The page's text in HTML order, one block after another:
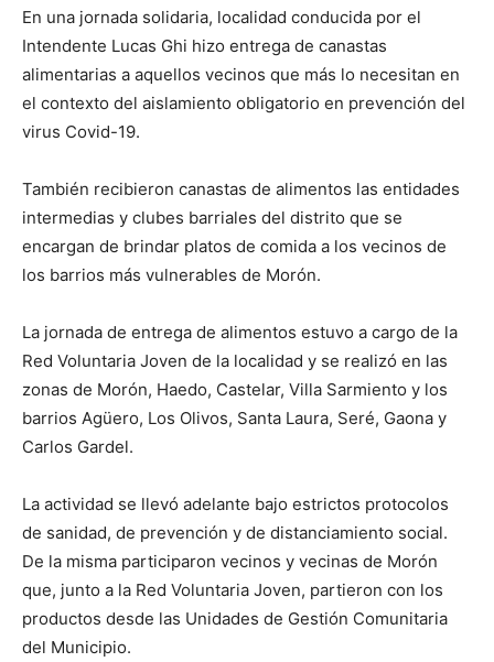
En una jornada solidaria, localidad conducida por el
Intendente Lucas Ghi hizo entrega de canastas
alimentarias a aquellos vecinos que más lo necesitan en
el contexto del aislamiento obligatorio en prevención del
virus Covid-19.
También recibieron canastas de alimentos las entidades
intermedias y clubes barriales del distrito que se
encargan de brindar platos de comida a los vecinos de
los barrios más vulnerables de Morón.
La jornada de entrega de alimentos estuvo a cargo de la
Red Voluntaria Joven de la localidad y se realizó en las
zonas de Morón, Haedo, Castelar, Villa Sarmiento y los
barrios Agüero, Los Olivos, Santa Laura, Seré, Gaona y
Carlos Gardel.
La actividad se llevó adelante bajo estrictos protocolos
de sanidad, de prevención y de distanciamiento social.
De la misma participaron vecinos y vecinas de Morón
que, junto a la Red Voluntaria Joven, partieron con los
productos desde las Unidades de Gestión Comunitaria
del Municipio.